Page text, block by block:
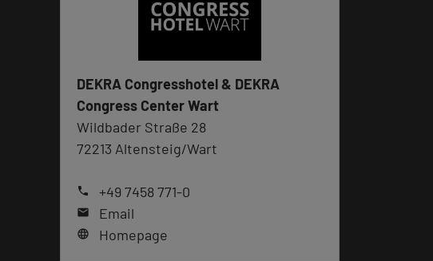
DEKRA Congresshotel & DEKRA
Congress Center Wart
Wildbader Straße 28
72213 Altensteig/Wart
phone +49 7458 771-0
mail Email
language Homepage